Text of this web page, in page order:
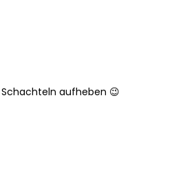
aufheben 😉